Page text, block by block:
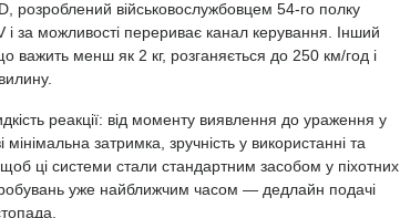
військовослужбовцем 54-го полку
і за можливості перериває канал керування. Інший
менш як 2 кг, розганяється до 250 км/год і
реакції: від моменту виявлення до ураження у
затримка, зручність у використанні та
ці системи стали стандартним засобом у піхотних
уже найближчим часом — дедлайн подачі